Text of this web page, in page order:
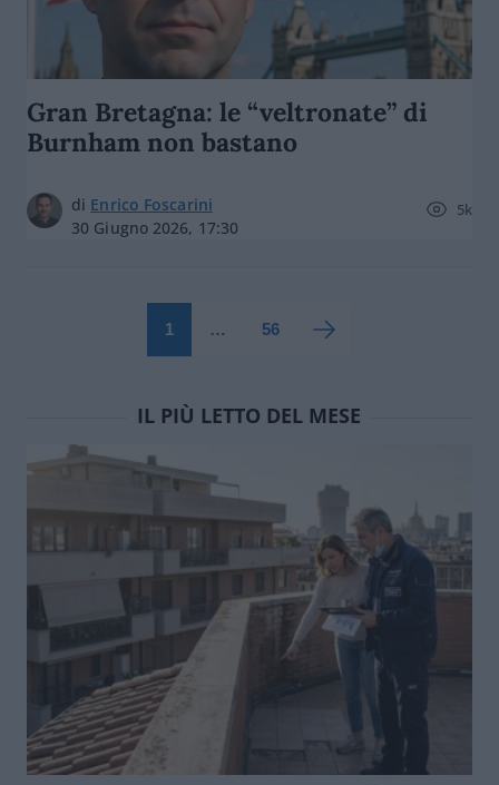
Gran Bretagna: le “veltronate” di
Burnham non bastano
di Enrico Foscarini
30 Giugno 2026, 17:30
5k
1 … 56
IL PIÙ LETTO DEL MESE